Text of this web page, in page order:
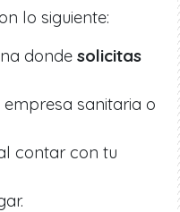
lo siguiente:
donde solicitas
sanitaria o
contar con tu